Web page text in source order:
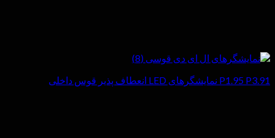
P1.95 P3.91 نمایشگرهای LED انعطاف پذیر قوس داخلی